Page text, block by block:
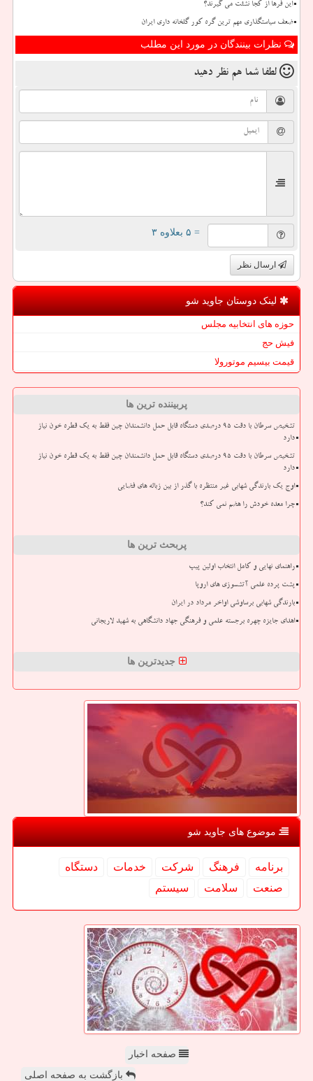
این فرها از کجا نشئت می گیرند؟
ضعف سیاستگذاری مهم ترین گره کور گلخانه داری ایران
نظرات بینندگان در مورد این مطلب
لطفا شما هم نظر دهید
= ۵ بعلاوه ۳
ارسال نظر
لینک دوستان جاوید شو
حوزه های انتخابیه مجلس
فیش حج
قیمت بیسیم موتورولا
پربیننده ترین ها
تشخیص سرطان با دقت ۹۵ درصدی دستگاه قابل حمل دانشمندان چین فقط به یک قطره خون نیاز
دارد
تشخیص سرطان با دقت ۹۵ درصدی دستگاه قابل حمل دانشمندان چین فقط به یک قطره خون نیاز
دارد
اوج یک بارندگی شهابی غیر منتظره با گذر از بین زباله های فضایی
چرا معده خودش را هضم نمی کند؟
پربحث ترین ها
راهنمای نهایی و کامل انتخاب اولین پیپ
پشت پرده علمی آتشسوزی های اروپا
بارندگی شهابی برساوشی اواخر مرداد در ایران
اهدای جایزه چهره برجسته علمی و فرهنگی جهاد دانشگاهی به شهید لاریجانی
جدیدترین ها
موضوع های جاوید شو
برنامه فرهنگ شركت خدمات
دستگاه
صنعت
سلامت سیستم
صفحه اخبار
بازگشت به صفحه اصلی